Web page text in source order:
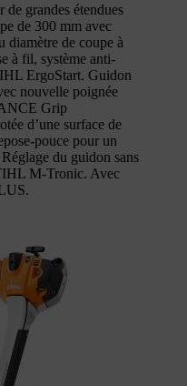
de grandes étendues
de 300 mm avec
diamètre de coupe à
à fil, système anti-
ErgoStart. Guidon
nouvelle poignée
Grip
d’une surface de
pouce pour un
du guidon sans
M-Tronic. Avec